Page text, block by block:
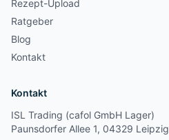
Rezept-Upload
Ratgeber
Blog
Kontakt
Kontakt
ISL Trading (cafol GmbH Lager)
Paunsdorfer Allee 1, 04329 Leipzig